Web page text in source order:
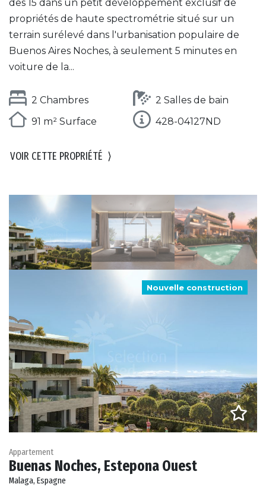
des 15 dans un petit développement exclusif de
propriétés de haute spectrométrie situé sur un
terrain surélevé dans l'urbanisation populaire de
Buenos Aires Noches, à seulement 5 minutes en
voiture de la...
2 Chambres
2 Salles de bain
91 m² Surface
428-04127ND
VOIR CETTE PROPRIÉTÉ ⟩
Nouvelle construction
Appartement
Buenas Noches, Estepona Ouest
Malaga, Espagne